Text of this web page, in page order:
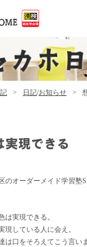
日記/お知らせ
実現できる
のオーダーメイド学習塾
は実現できる。
現している人に会え。
は口をそろえてこう言いま